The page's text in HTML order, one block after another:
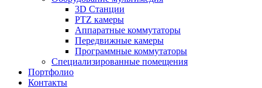
3D Станции
PTZ камеры
Аппаратные коммутаторы
Передвижные камеры
Программные коммутаторы
Специализированные помещения
Портфолио
Контакты